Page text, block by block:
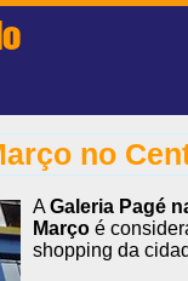
no
AGaleria Pagé
Março é
shopping da